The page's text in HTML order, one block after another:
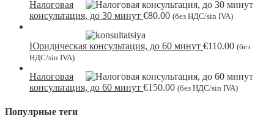
Налоговая
консультация, до 30 минут €80.00 (без НДС/sin IVA)
Юридическая консультация, до 60 минут €110.00 (без
НДС/sin IVA)
Налоговая
консультация, до 60 минут €150.00 (без НДС/sin IVA)
Популрные теги